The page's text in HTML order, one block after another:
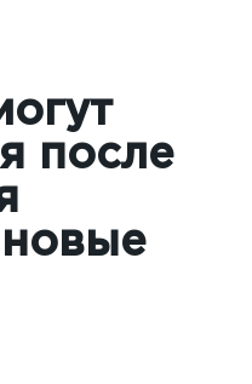
после
новые